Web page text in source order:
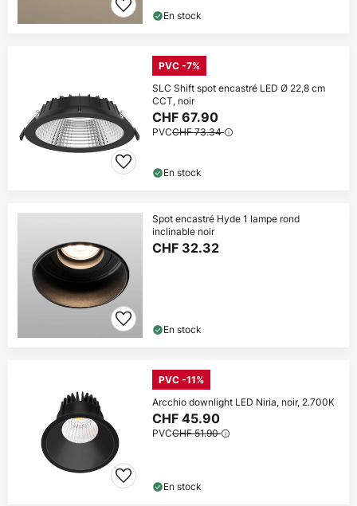
En stock
PVC -7%
SLC Shift spot encastré LED Ø 22,8 cm
CCT, noir
CHF 67.90
PVCCHF 73.34
En stock
Spot encastré Hyde 1 lampe rond
inclinable noir
CHF 32.32
En stock
PVC -11%
Arcchio downlight LED Niria, noir, 2.700K
CHF 45.90
PVCCHF 51.90
En stock